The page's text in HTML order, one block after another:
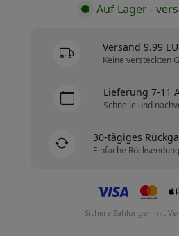
Auf Lager -
Versand 9.99
Keine versteckten
Lieferung 7-11
Schnelle und
30-tägiges
Einfache
Sichere Zahlungen mit